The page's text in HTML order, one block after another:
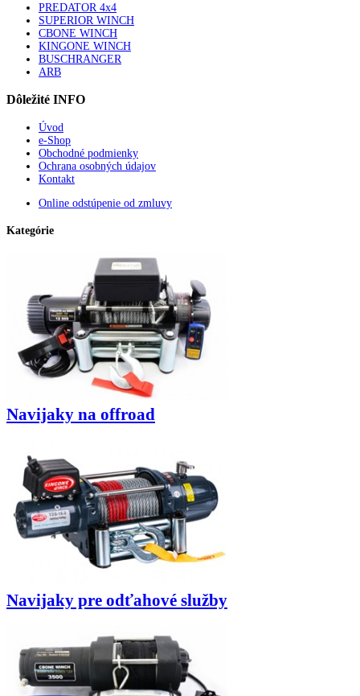
PREDATOR 4x4
SUPERIOR WINCH
CBONE WINCH
KINGONE WINCH
BUSCHRANGER
ARB
Dôležité INFO
Úvod
e-Shop
Obchodné podmienky
Ochrana osobných údajov
Kontakt
Online odstúpenie od zmluvy
Kategórie
Navijaky na offroad
Navijaky pre odťahové služby